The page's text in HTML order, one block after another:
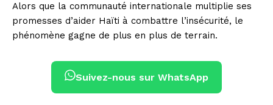
Alors que la communauté internationale multiplie ses
promesses d’aider Haïti à combattre l’insécurité, le
phénomène gagne de plus en plus de terrain.
Suivez-nous sur WhatsApp